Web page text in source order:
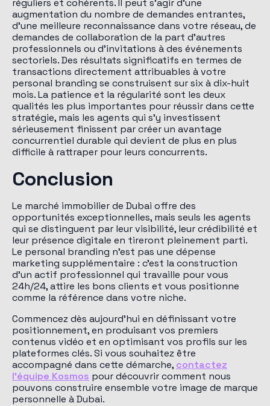
réguliers et cohérents. Il peut s'agir d'une
augmentation du nombre de demandes entrantes,
d'une meilleure reconnaissance dans votre réseau, de
demandes de collaboration de la part d'autres
professionnels ou d'invitations à des événements
sectoriels. Des résultats significatifs en termes de
transactions directement attribuables à votre
personal branding se construisent sur six à dix-huit
mois. La patience et la régularité sont les deux
qualités les plus importantes pour réussir dans cette
stratégie, mais les agents qui s'y investissent
sérieusement finissent par créer un avantage
concurrentiel durable qui devient de plus en plus
difficile à rattraper pour leurs concurrents.
Conclusion
Le marché immobilier de Dubai offre des
opportunités exceptionnelles, mais seuls les agents
qui se distinguent par leur visibilité, leur crédibilité et
leur présence digitale en tireront pleinement parti.
Le personal branding n'est pas une dépense
marketing supplémentaire : c'est la construction
d'un actif professionnel qui travaille pour vous
24h/24, attire les bons clients et vous positionne
comme la référence dans votre niche.
Commencez dès aujourd'hui en définissant votre
positionnement, en produisant vos premiers
contenus vidéo et en optimisant vos profils sur les
plateformes clés. Si vous souhaitez être
accompagné dans cette démarche, contactez
l'équipe Kosmos pour découvrir comment nous
pouvons construire ensemble votre image de marque
personnelle à Dubai.